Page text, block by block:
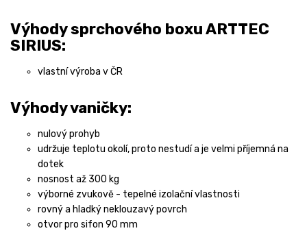
Výhody sprchového boxu ARTTEC
SIRIUS:
vlastní výroba v ČR
Výhody vaničky:
nulový prohyb
udržuje teplotu okolí, proto nestudí a je velmi příjemná na
dotek
nosnost až 300 kg
výborné zvukově - tepelné izolační vlastnosti
rovný a hladký neklouzavý povrch
otvor pro sifon 90 mm